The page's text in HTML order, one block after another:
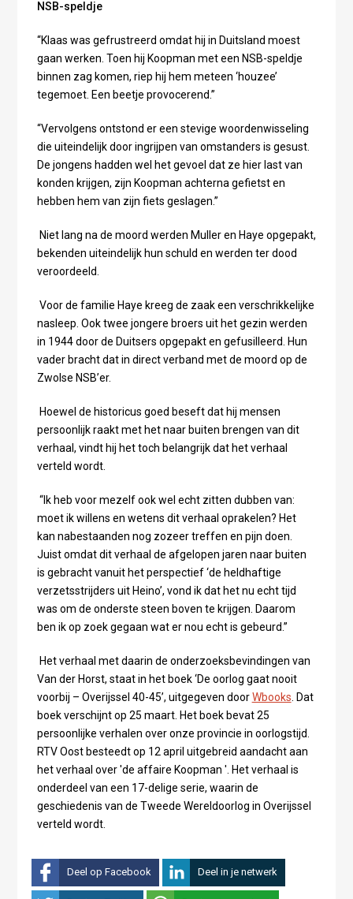
NSB-speldje
“Klaas was gefrustreerd omdat hij in Duitsland moest
gaan werken. Toen hij Koopman met een NSB-speldje
binnen zag komen, riep hij hem meteen ‘houzee’
tegemoet. Een beetje provocerend.”
“Vervolgens ontstond er een stevige woordenwisseling
die uiteindelijk door ingrijpen van omstanders is gesust.
De jongens hadden wel het gevoel dat ze hier last van
konden krijgen, zijn Koopman achterna gefietst en
hebben hem van zijn fiets geslagen.”
Niet lang na de moord werden Muller en Haye opgepakt,
bekenden uiteindelijk hun schuld en werden ter dood
veroordeeld.
Voor de familie Haye kreeg de zaak een verschrikkelijke
nasleep. Ook twee jongere broers uit het gezin werden
in 1944 door de Duitsers opgepakt en gefusilleerd. Hun
vader bracht dat in direct verband met de moord op de
Zwolse NSB’er.
Hoewel de historicus goed beseft dat hij mensen
persoonlijk raakt met het naar buiten brengen van dit
verhaal, vindt hij het toch belangrijk dat het verhaal
verteld wordt.
“Ik heb voor mezelf ook wel echt zitten dubben van:
moet ik willens en wetens dit verhaal oprakelen? Het
kan nabestaanden nog zozeer treffen en pijn doen.
Juist omdat dit verhaal de afgelopen jaren naar buiten
is gebracht vanuit het perspectief ‘de heldhaftige
verzetsstrijders uit Heino’, vond ik dat het nu echt tijd
was om de onderste steen boven te krijgen. Daarom
ben ik op zoek gegaan wat er nou echt is gebeurd.”
Het verhaal met daarin de onderzoeksbevindingen van
Van der Horst, staat in het boek ‘De oorlog gaat nooit
voorbij – Overijssel 40-45’, uitgegeven doorWbooks . Dat
boek verschijnt op 25 maart. Het boek bevat 25
persoonlijke verhalen over onze provincie in oorlogstijd.
RTV Oost besteedt op 12 april uitgebreid aandacht aan
het verhaal over 'de affaire Koopman '. Het verhaal is
onderdeel van een 17-delige serie, waarin de
geschiedenis van de Tweede Wereldoorlog in Overijssel
verteld wordt.
Deel op Facebook Deel in je netwerk